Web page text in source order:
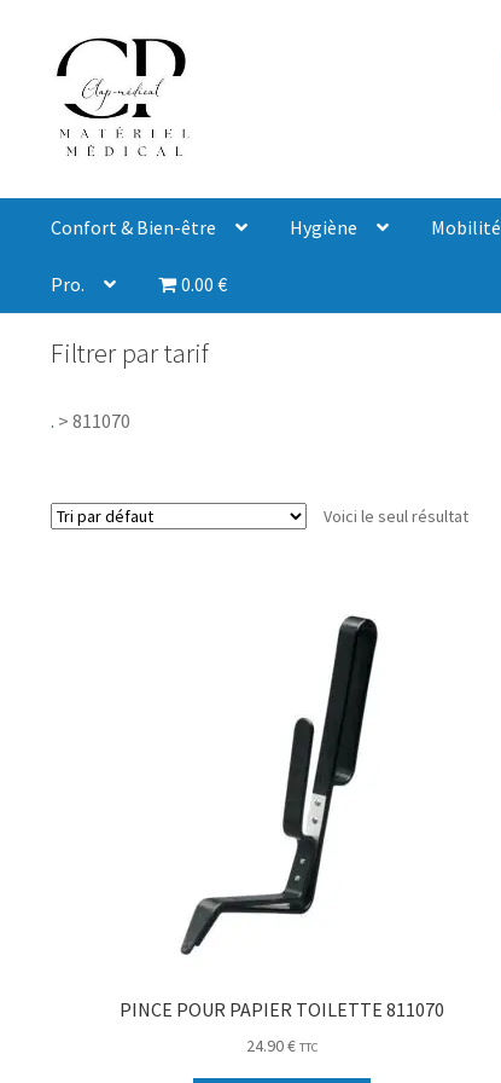
Confort & Bien-être Hygiène Mobilité
Pro. 0.00 €
Filtrer par tarif
. > 811070
Voici le seul résultat
PINCE POUR PAPIER TOILETTE 811070
24.90€ TTC